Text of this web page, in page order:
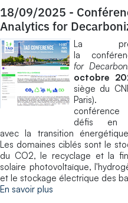
18/09/2025 -
Analytics for
La
la
for
octobre
siège du
défis en
avec la transition
Les domaines ciblés sont le
du CO2, le recyclage et la
solaire photovoltaïque,
et le stockage électrique des
En savoir plus